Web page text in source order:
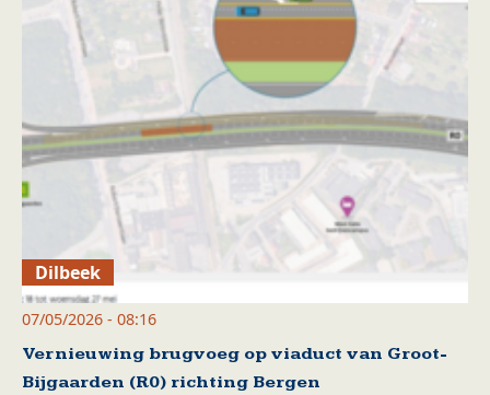
Dilbeek
07/05/2026 - 08:16
Vernieuwing brugvoeg op viaduct van Groot-
Bijgaarden (R0) richting Bergen